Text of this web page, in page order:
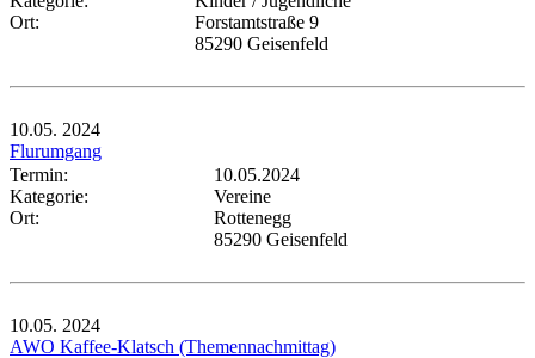
Ort:
Forstamtstraße 9
85290 Geisenfeld
10.05. 2024
Flurumgang
Termin:
10.05.2024
Kategorie:
Vereine
Ort:
Rottenegg
85290 Geisenfeld
10.05. 2024
AWO Kaffee-Klatsch (Themennachmittag)